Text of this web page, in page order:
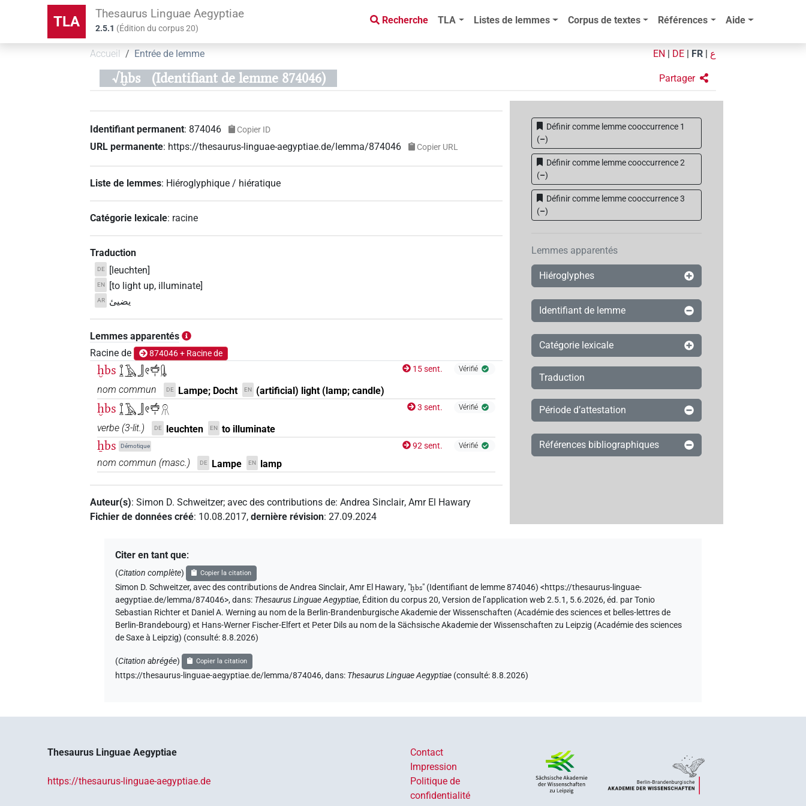
TLA Thesaurus Linguae Aegyptiae
2.5.1 (Édition du corpus20)
Recherche TLA Listes de lemmes Corpus de textes Références Aide
Accueil Entrée de lemme EN DE FR ع
√ḫbs (Identifiant de lemme 874046) Partager
Identifiant permanent: 874046 Copier ID
URL permanente: https://thesaurus-linguae-aegyptiae.de/lemma/874046 Copier URL
Liste de lemmes: Hiéroglyphique / hiératique
Catégorie lexicale: racine
Traduction
DE [leuchten]
EN [to light up, illuminate]
AR يضيئ
Lemmes apparentés
Racine de
874046 + Racine de
ḫbs 𓆼𓄿𓃀𓏲𓐠𓏤𓊮 15 sent. Vérifié
nom commun DE Lampe; Docht EN (artificial) light (lamp; candle)
ḫbs 𓆼𓄿𓃀𓏲𓐠𓏤𓻞 3 sent. Vérifié
verbe (3-lit.) DE leuchten EN to illuminate
ẖbs Démotique 92 sent. Vérifié
nom commun (masc.) DE Lampe EN lamp
Auteur(s):Simon D. Schweitzer;avec des contributions de:Andrea Sinclair,Amr El Hawary
Fichier de données créé: 10.08.2017,dernière révision:27.09.2024
Définir comme lemme cooccurrence 1
(–)
Définir comme lemme cooccurrence 2
(–)
Définir comme lemme cooccurrence 3
(–)
Lemmes apparentés
Hiéroglyphes
Identifiant de lemme
Catégorie lexicale
Traduction
Période d’attestation
Références bibliographiques
Citer en tant que:
(Citation complète) Copier la citation
Simon D. Schweitzer,avec des contributions de Andrea Sinclair,Amr El Hawary, "ḫbs" (Identifiant de lemme 874046) <https://thesaurus-linguae-
aegyptiae.de/lemma/874046>,dans: Thesaurus Linguae Aegyptiae, Édition du corpus 20, Version de l’application web 2.5.1, 5.6.2026, éd. par Tonio
Sebastian Richter et Daniel A. Werning au nom de la Berlin-Brandenburgische Akademie der Wissenschaften (Académie des sciences et belles-lettres de
Berlin-Brandebourg) et Hans-Werner Fischer-Elfert et Peter Dils au nom de la Sächsische Akademie der Wissenschaften zu Leipzig (Académie des sciences
de Saxe à Leipzig) (consulté:8.8.2026)
(Citation abrégée) Copier la citation
https://thesaurus-linguae-aegyptiae.de/lemma/874046,dans: Thesaurus Linguae Aegyptiae (consulté:8.8.2026)
Thesaurus Linguae Aegyptiae
https://thesaurus-linguae-aegyptiae.de
Contact
Impression
Politique de
confidentialité